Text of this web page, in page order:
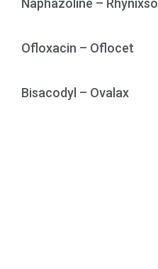
Naphazoline – Rhynixsol
Ofloxacin – Oflocet
Bisacodyl – Ovalax